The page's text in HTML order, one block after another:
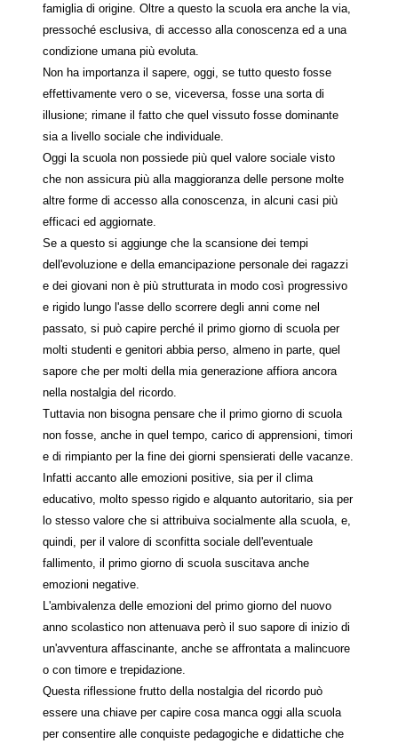
famiglia di origine. Oltre a questo la scuola era anche la via,
pressoché esclusiva, di accesso alla conoscenza ed a una
condizione umana più evoluta.
Non ha importanza il sapere, oggi, se tutto questo fosse
effettivamente vero o se, viceversa, fosse una sorta di
illusione; rimane il fatto che quel vissuto fosse dominante
sia a livello sociale che individuale.
Oggi la scuola non possiede più quel valore sociale visto
che non assicura più alla maggioranza delle persone molte
altre forme di accesso alla conoscenza, in alcuni casi più
efficaci ed aggiornate.
Se a questo si aggiunge che la scansione dei tempi
dell'evoluzione e della emancipazione personale dei ragazzi
e dei giovani non è più strutturata in modo così progressivo
e rigido lungo l'asse dello scorrere degli anni come nel
passato, si può capire perché il primo giorno di scuola per
molti studenti e genitori abbia perso, almeno in parte, quel
sapore che per molti della mia generazione affiora ancora
nella nostalgia del ricordo.
Tuttavia non bisogna pensare che il primo giorno di scuola
non fosse, anche in quel tempo, carico di apprensioni, timori
e di rimpianto per la fine dei giorni spensierati delle vacanze.
Infatti accanto alle emozioni positive, sia per il clima
educativo, molto spesso rigido e alquanto autoritario, sia per
lo stesso valore che si attribuiva socialmente alla scuola, e,
quindi, per il valore di sconfitta sociale dell'eventuale
fallimento, il primo giorno di scuola suscitava anche
emozioni negative.
L'ambivalenza delle emozioni del primo giorno del nuovo
anno scolastico non attenuava però il suo sapore di inizio di
un'avventura affascinante, anche se affrontata a malincuore
o con timore e trepidazione.
Questa riflessione frutto della nostalgia del ricordo può
essere una chiave per capire cosa manca oggi alla scuola
per consentire alle conquiste pedagogiche e didattiche che